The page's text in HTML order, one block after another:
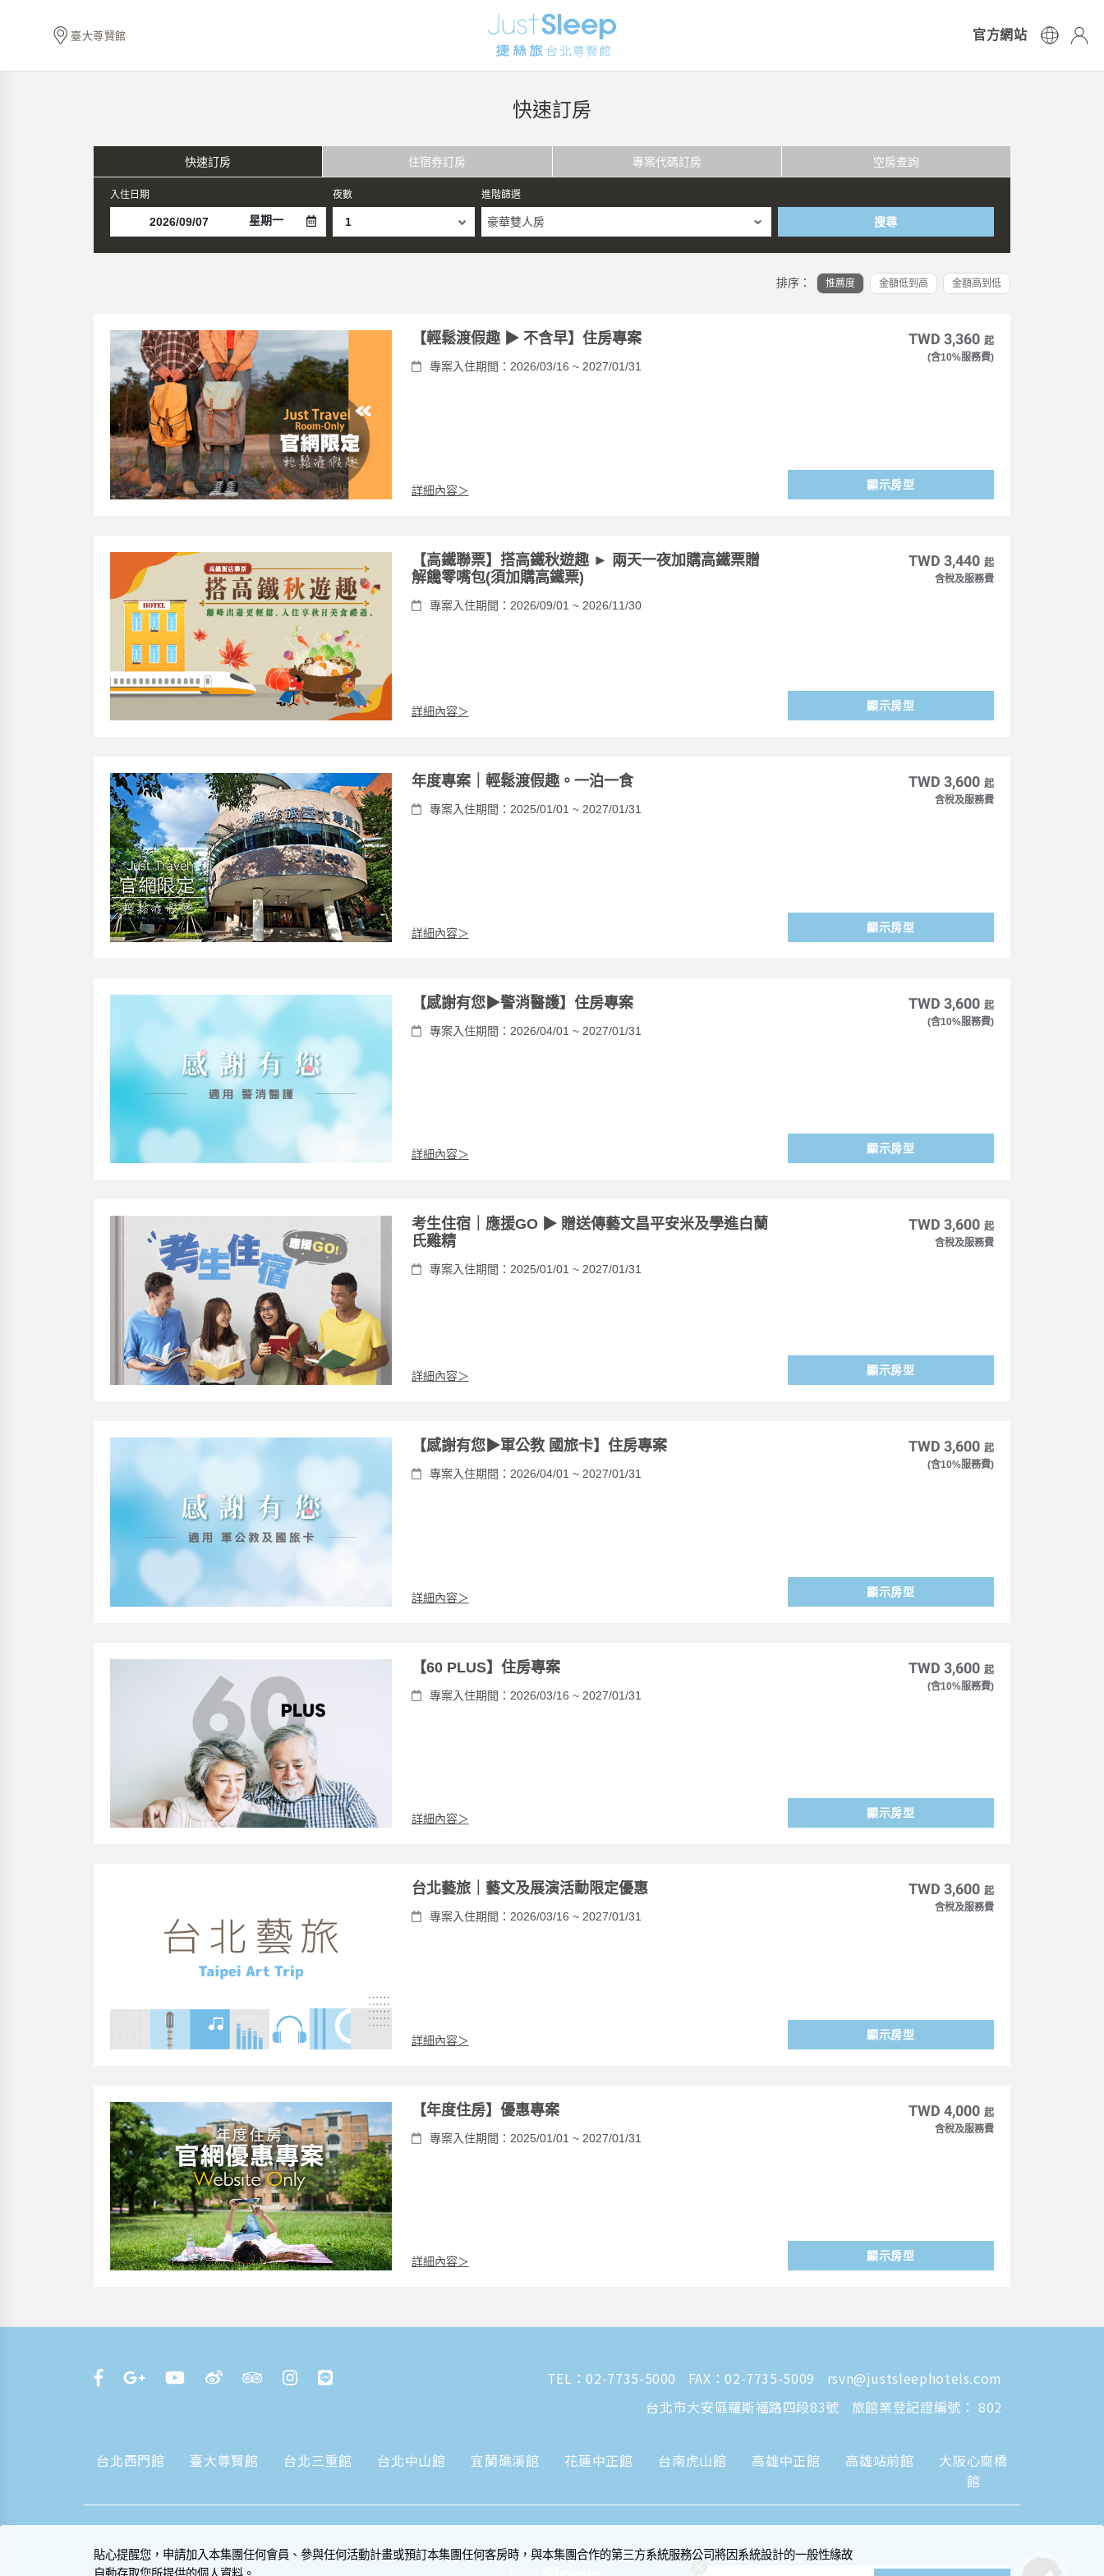
臺大尊賢館 官方網站
快速訂房
快速訂房 住宿券訂房 專案代碼訂房 空房查詢
入住日期
星期一
夜數 進階篩選
豪華雙人房 搜尋
排序： 推薦度 金額低到高 金額高到低
【輕鬆渡假趣 ▶ 不含早】住房專案
專案入住期間：2026/03/16 ~ 2027/01/31
詳細內容＞
TWD 3,360 起
(含10%服務費)
顯示房型
【高鐵聯票】搭高鐵秋遊趣 ► 兩天一夜加購高鐵票贈
解饞零嘴包(須加購高鐵票)
專案入住期間：2026/09/01 ~ 2026/11/30
詳細內容＞
TWD 3,440 起
含稅及服務費
顯示房型
年度專案｜輕鬆渡假趣。一泊一食
專案入住期間：2025/01/01 ~ 2027/01/31
詳細內容＞
TWD 3,600 起
含稅及服務費
顯示房型
【感謝有您▶警消醫護】住房專案
專案入住期間：2026/04/01 ~ 2027/01/31
詳細內容＞
TWD 3,600 起
(含10%服務費)
顯示房型
考生住宿｜應援GO ▶ 贈送傳藝文昌平安米及學進白蘭
氏雞精
專案入住期間：2025/01/01 ~ 2027/01/31
詳細內容＞
TWD 3,600 起
含稅及服務費
顯示房型
【感謝有您▶軍公教 國旅卡】住房專案
專案入住期間：2026/04/01 ~ 2027/01/31
詳細內容＞
TWD 3,600 起
(含10%服務費)
顯示房型
【60 PLUS】住房專案
專案入住期間：2026/03/16 ~ 2027/01/31
詳細內容＞
TWD 3,600 起
(含10%服務費)
顯示房型
台北藝旅｜藝文及展演活動限定優惠
專案入住期間：2026/03/16 ~ 2027/01/31
詳細內容＞
TWD 3,600 起
含稅及服務費
顯示房型
【年度住房】優惠專案
專案入住期間：2025/01/01 ~ 2027/01/31
詳細內容＞
TWD 4,000 起
含稅及服務費
顯示房型
TEL：02-7735-5000 FAX：02-7735-5009
rsvn@justsleephotels.com
台北市大安區羅斯福路四段83號
旅館業登記證編號： 802
台北西門館 臺大尊賢館 台北三重館 台北中山館 宜蘭礁溪館 花蓮中正館 台南虎山館 高雄中正館 高雄站前館
大阪心齋橋
館
貼心提醒您，申請加入本集團任何會員、參與任何活動計畫或預訂本集團任何客房時，與本集團合作的第三方系統服務公司將因系統設計的一般性緣故